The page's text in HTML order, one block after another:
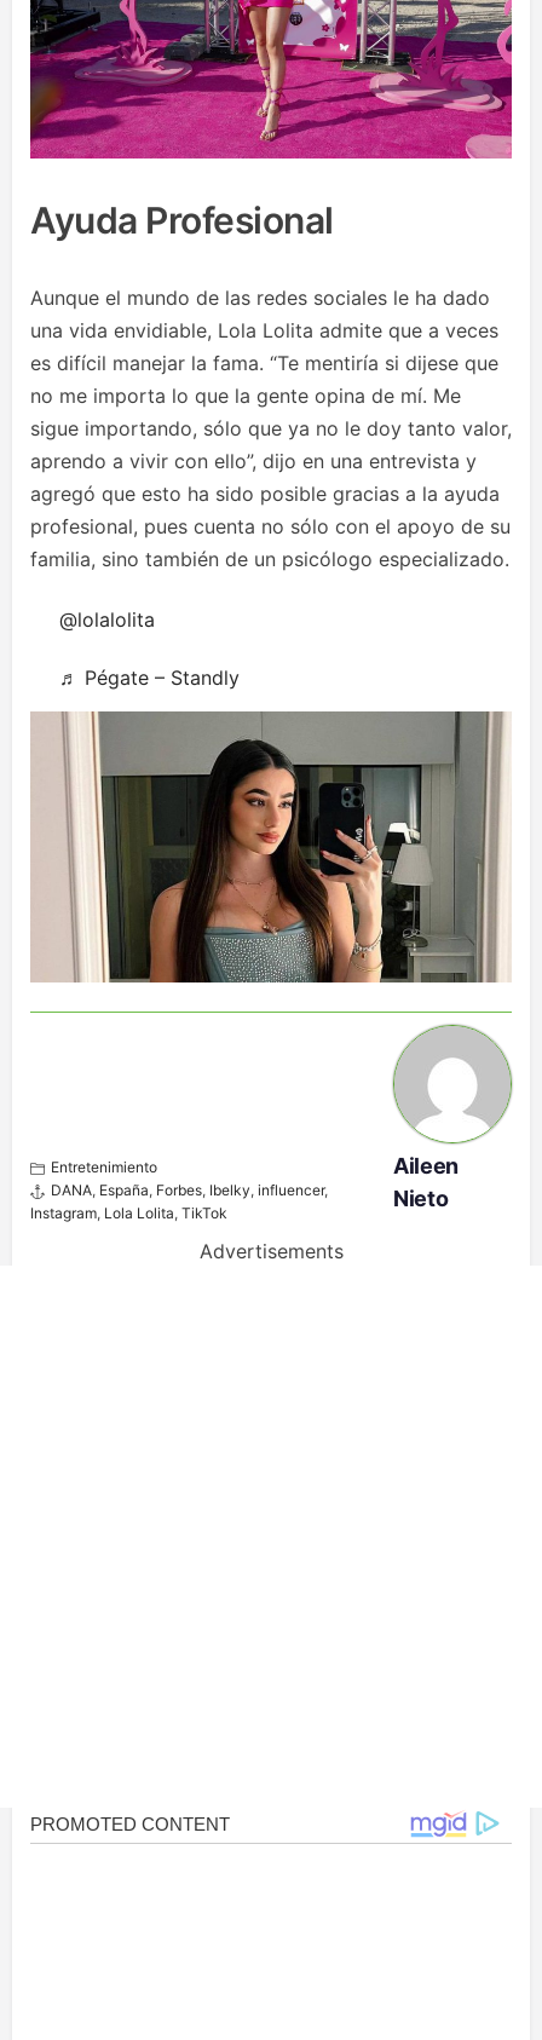
Ayuda Profesional
Aunque el mundo de las redes sociales le ha dado
una vida envidiable, Lola Lolita admite que a veces
es difícil manejar la fama. “Te mentiría si dijese que
no me importa lo que la gente opina de mí. Me
sigue importando, sólo que ya no le doy tanto valor,
aprendo a vivir con ello”, dijo en una entrevista y
agregó que esto ha sido posible gracias a la ayuda
profesional, pues cuenta no sólo con el apoyo de su
familia, sino también de un psicólogo especializado.
@lolalolita
♬ Pégate – Standly
Entretenimiento
DANA, España, Forbes, Ibelky, influencer,
Instagram, Lola Lolita, TikTok
Aileen
Nieto
Advertisements